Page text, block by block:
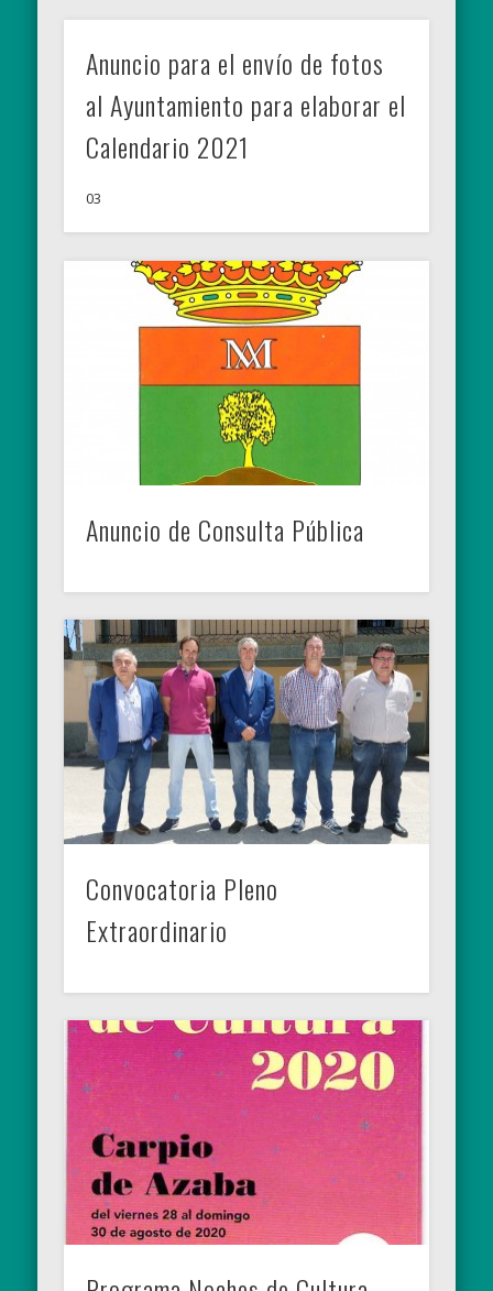
Anuncio para el envío de fotos
al Ayuntamiento para elaborar el
Calendario 2021
03
Anuncio de Consulta Pública
Convocatoria Pleno
Extraordinario